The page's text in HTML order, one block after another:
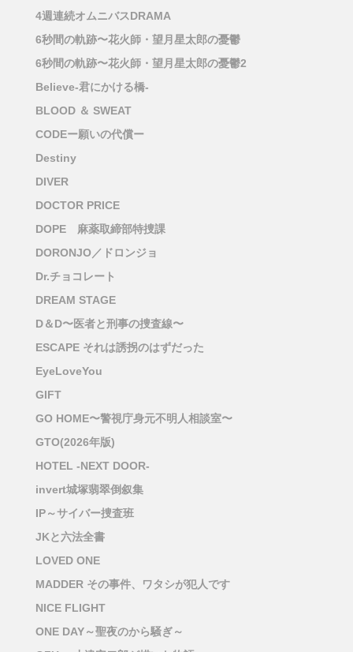
4週連続オムニバスDRAMA
6秒間の軌跡〜花火師・望月星太郎の憂鬱
6秒間の軌跡〜花火師・望月星太郎の憂鬱2
Believe-君にかける橋-
BLOOD ＆ SWEAT
CODEー願いの代償ー
Destiny
DIVER
DOCTOR PRICE
DOPE 麻薬取締部特捜課
DORONJO／ドロンジョ
Dr.チョコレート
DREAM STAGE
D＆D〜医者と刑事の捜査線〜
ESCAPE それは誘拐のはずだった
EyeLoveYou
GIFT
GO HOME〜警視庁身元不明人相談室〜
GTO(2026年版)
HOTEL -NEXT DOOR-
invert城塚翡翠倒叙集
IP～サイバー捜査班
JKと六法全書
LOVED ONE
MADDER その事件、ワタシが犯人です
NICE FLIGHT
ONE DAY～聖夜のから騒ぎ～